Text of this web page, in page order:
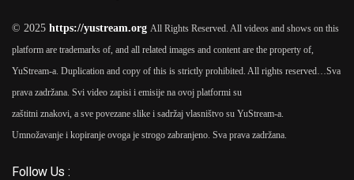
© 2025 https://yustream.org All Rights Reserved. All videos and shows on this
platform are trademarks of, and all related images and content are the property of,
YuStream-a. Duplication and copy of this is strictly prohibited. All rights reserved… Sva
prava zadržana. Svi video zapisi i emisije na ovoj platformi su
zaštitni znakovi, a sve povezane slike i sadržaj vlasništvo su YuStream-a.
Umnožavanje i kopiranje ovoga je strogo zabranjeno. Sva prava zadržana.
Follow Us :